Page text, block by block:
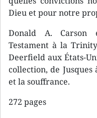
Dieu et pour notre
Donald A. Carson
Testament à la
Deerfield aux États-
collection, de
et la souffrance.
272 pages